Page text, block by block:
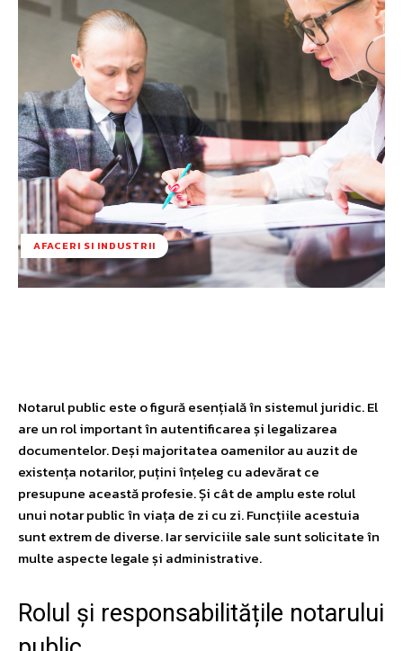
AFACERI SI INDUSTRII
Notarul public este o figură esențială în sistemul juridic. El
are un rol important în autentificarea și legalizarea
documentelor. Deși majoritatea oamenilor au auzit de
existența notarilor, puțini înțeleg cu adevărat ce
presupune această profesie. Și cât de amplu este rolul
unui notar public în viața de zi cu zi. Funcțiile acestuia
sunt extrem de diverse. Iar serviciile sale sunt solicitate în
multe aspecte legale și administrative.
Rolul și responsabilitățile notarului